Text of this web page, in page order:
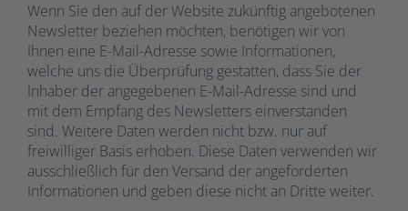
Wenn Sie den auf der Website zukünftig angebotenen
Newsletter beziehen möchten, benötigen wir von
Ihnen eine E-Mail-Adresse sowie Informationen,
welche uns die Überprüfung gestatten, dass Sie der
Inhaber der angegebenen E-Mail-Adresse sind und
mit dem Empfang des Newsletters einverstanden
sind. Weitere Daten werden nicht bzw. nur auf
freiwilliger Basis erhoben. Diese Daten verwenden wir
ausschließlich für den Versand der angeforderten
Informationen und geben diese nicht an Dritte weiter.